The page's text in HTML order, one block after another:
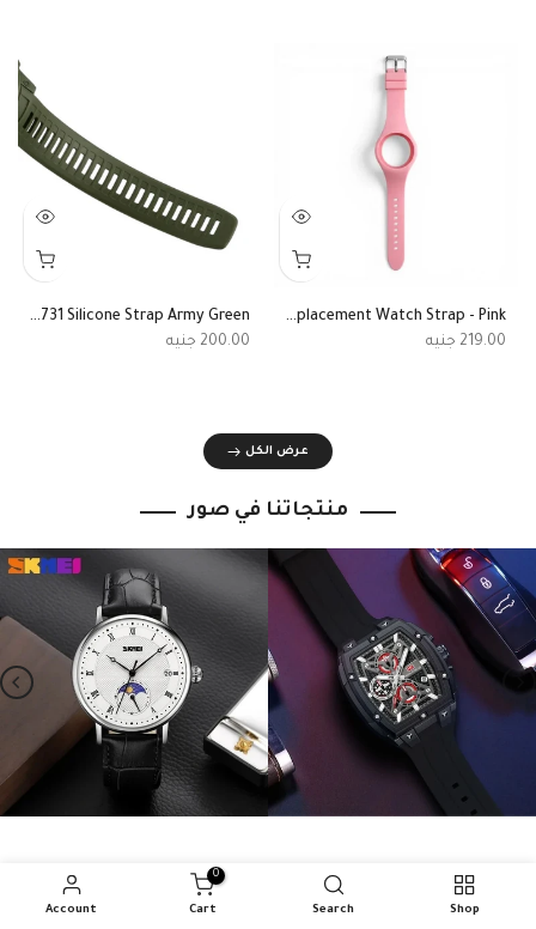
Original SKMEI 2317 Replacement Watch Strap - Pink
219.00
SKMEI 2401 - 1731 Silicone Strap Army Green
200.00
عرض الكل
منتجاتنا في صور
علبة أصلية مجاناً
Shop
Search
0
Cart
Account